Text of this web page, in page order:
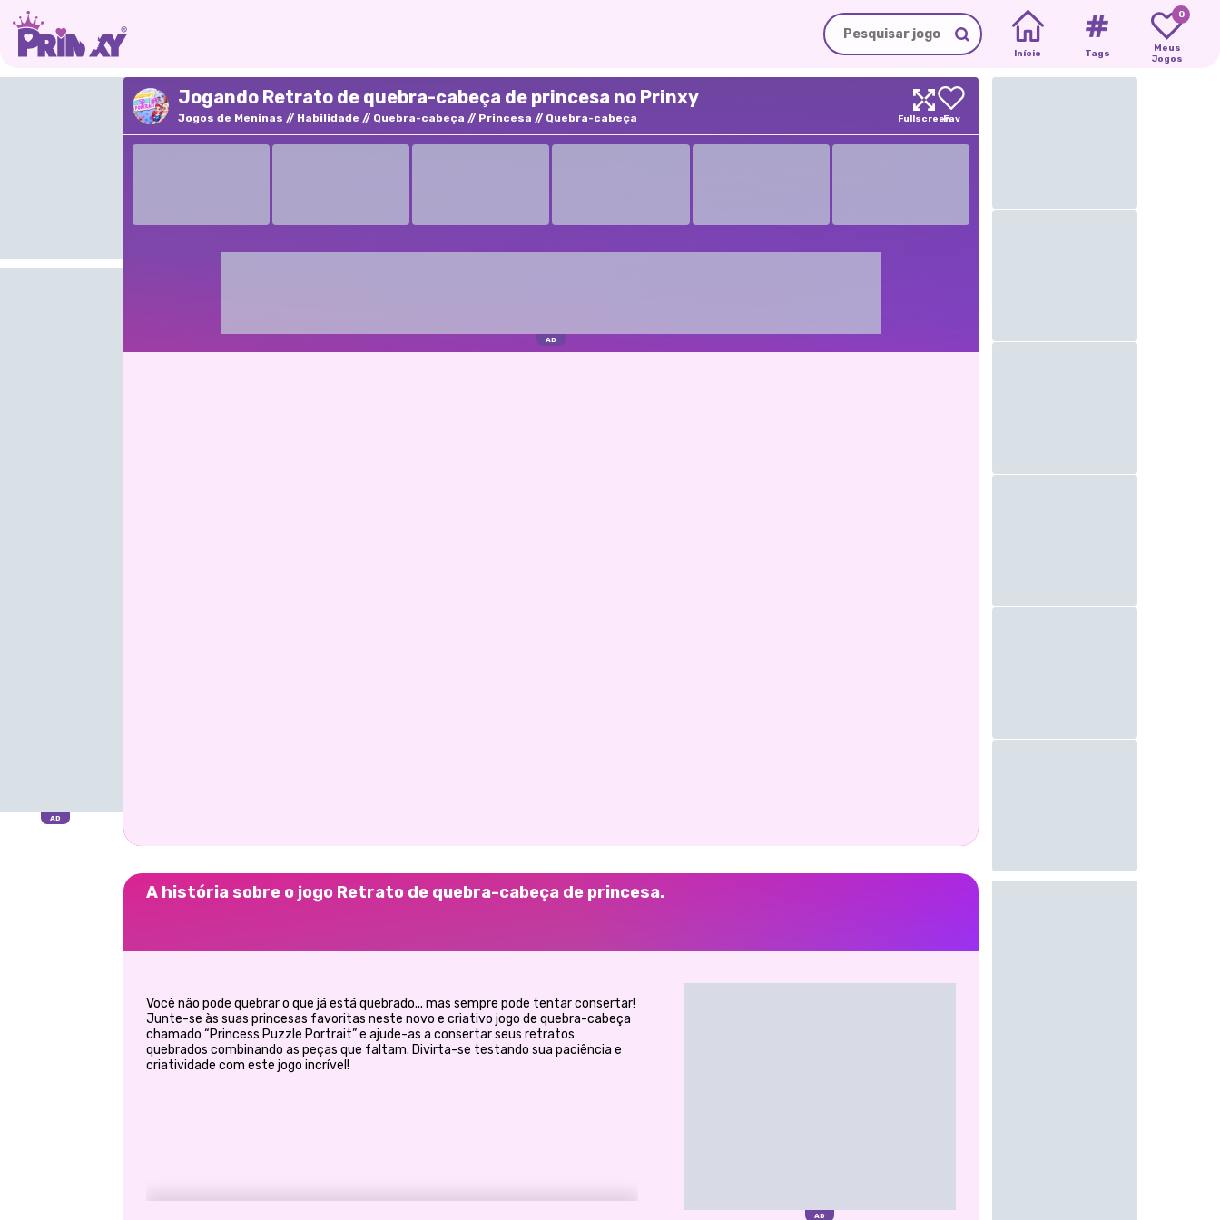
Início Tags
0
Meus
Jogos
Jogando Retrato de quebra-cabeça de princesa no Prinxy
Jogos de Meninas Habilidade Quebra-cabeça Princesa Quebra-cabeça
A história sobre o jogo Retrato de quebra-cabeça de princesa.
Você não pode quebrar o que já está quebrado... mas sempre pode tentar consertar!
Junte-se às suas princesas favoritas neste novo e criativo jogo de quebra-cabeça
chamado “Princess Puzzle Portrait” e ajude-as a consertar seus retratos
quebrados combinando as peças que faltam. Divirta-se testando sua paciência e
criatividade com este jogo incrível!